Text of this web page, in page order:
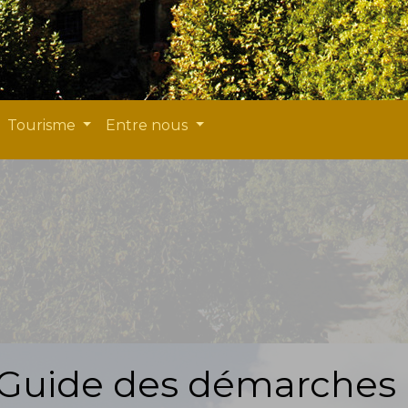
Tourisme Entre nous
des démarches